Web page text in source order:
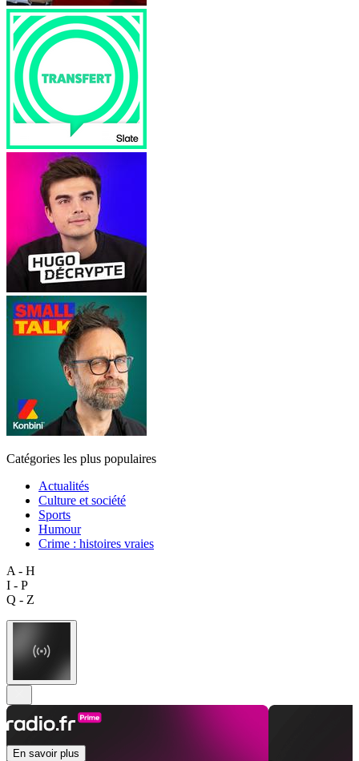
Catégories les plus populaires
Actualités
Culture et société
Sports
Humour
Crime : histoires vraies
A - H
I - P
Q - Z
En savoir plus